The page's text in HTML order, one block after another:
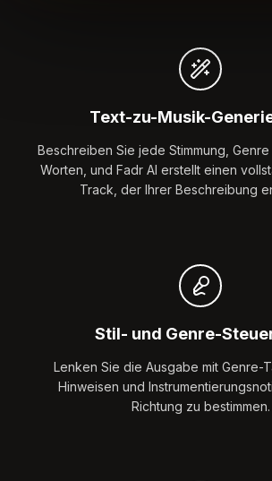
Text-zu-Musik-
Beschreiben Sie jede Stimmung,
Worten, und Fadr AI erstellt einen
Track, der Ihrer Beschreibung
Stil- und Genre-
Lenken Sie die Ausgabe mit Genre-
Hinweisen und
Richtung zu bestimmen.